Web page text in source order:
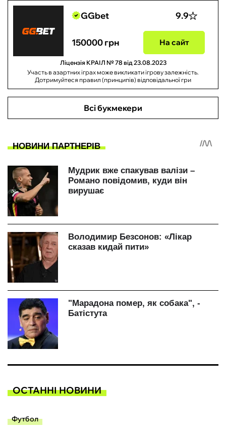
GGbet 9.9
150000 грн На сайт
Ліцензія КРАІЛ № 78 від 23.08.2023
Участь в азартних іграх може викликати ігрову залежність.
Дотримуйтеся правил (принципів) відповідальної гри
Всі букмекери
ОСТАННІ НОВИНИ
Футбол